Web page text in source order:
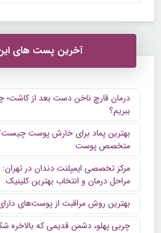
آخرین پست های
درمان قارچ ناخن دست بعد از کاشت؛
ببریم؟
بهترین پماد برای خارش پوست چیست؟
متخصص پوست
مرکز تخصصی ایمپلنت دندان در تهران:
مراحل درمان و انتخاب بهترین کلینیک
بهترین روش مراقبت از پوست‌های
چربی پهلو، دشمن قدیمی که